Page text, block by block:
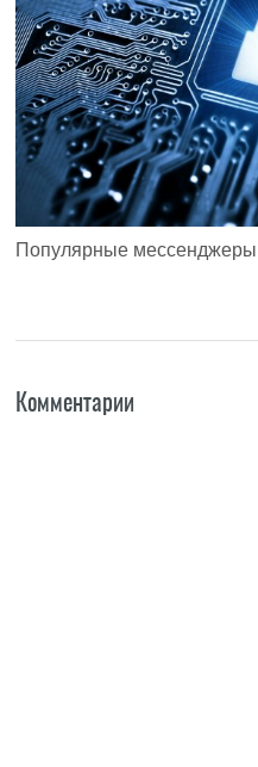
Популярные мессенджеры
Комментарии